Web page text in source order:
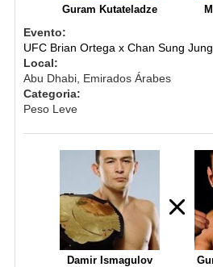
Guram Kutateladze
Evento:
UFC Brian Ortega x Chan Sung Jung
Local:
Abu Dhabi, Emirados Árabes
Categoria:
Peso Leve
Damir Ismagulov